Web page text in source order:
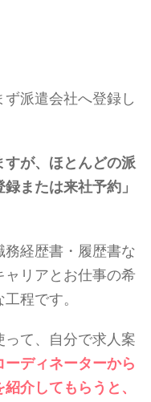
派遣会社へ登録し
が、ほとんどの派
または来社予約」
経歴書・履歴書な
ャリアとお仕事の希
程です。
て、自分で求人案
ーディネーターから
介してもらうと、